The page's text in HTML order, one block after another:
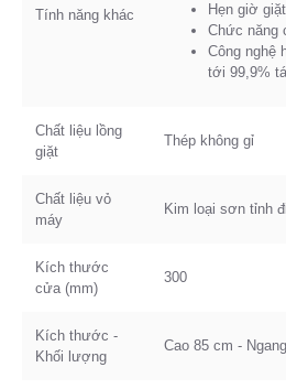
Tính năng khác
Hẹn giờ
Chức năng
Công nghệ
tới 99,9%
Chất liệu lồng
giặt
Thép không gỉ
Chất liệu vỏ
máy
Kim loại sơn tỉnh
Kích thước
cửa (mm)
300
Kích thước -
Khối lượng
Cao 85 cm -